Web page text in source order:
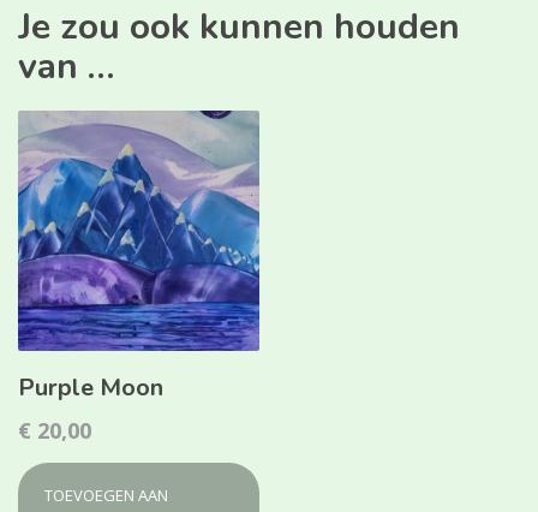
Je zou ook kunnen houden
van …
Purple Moon
€ 20,00
TOEVOEGEN AAN